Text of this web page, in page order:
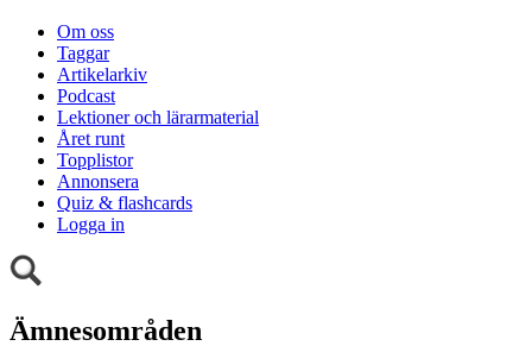
Om oss
Taggar
Artikelarkiv
Podcast
Lektioner och lärarmaterial
Året runt
Topplistor
Annonsera
Quiz & flashcards
Logga in
Ämnesområden